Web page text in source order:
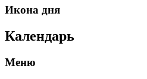
Икона дня
Календарь
Меню